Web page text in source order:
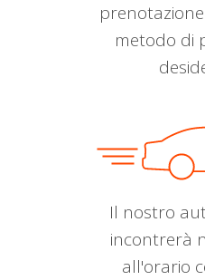
metodo di
Il nostro
incontrerà
all'orario